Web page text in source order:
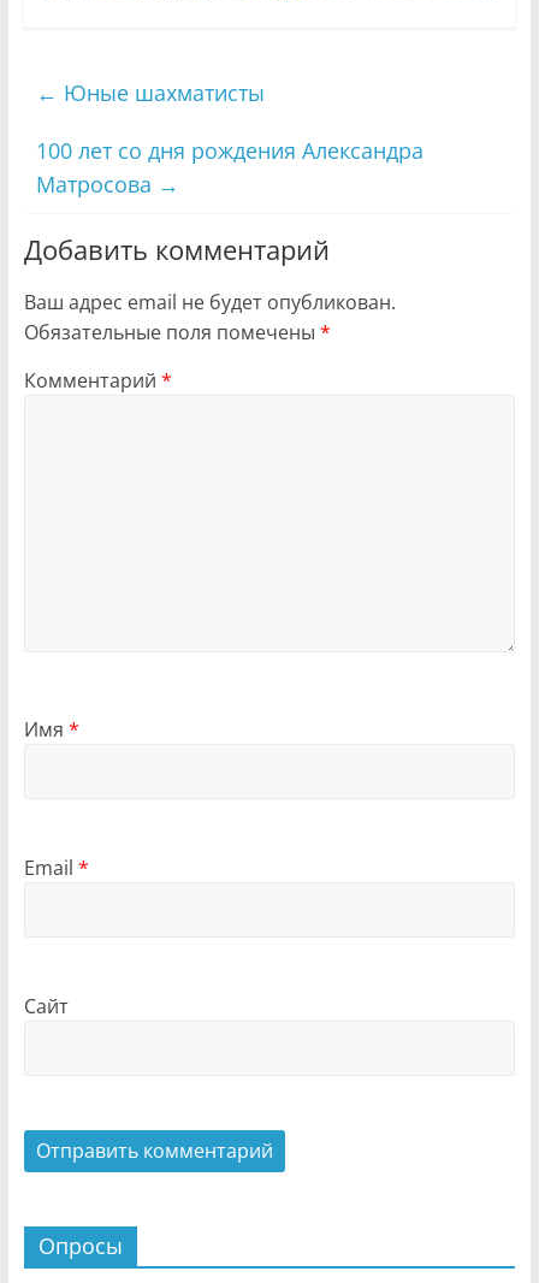
← Юные шахматисты
100 лет со дня рождения Александра
Матросова →
Добавить комментарий
Ваш адрес email не будет опубликован.
Обязательные поля помечены *
Комментарий *
Имя *
Email *
Сайт
Опросы